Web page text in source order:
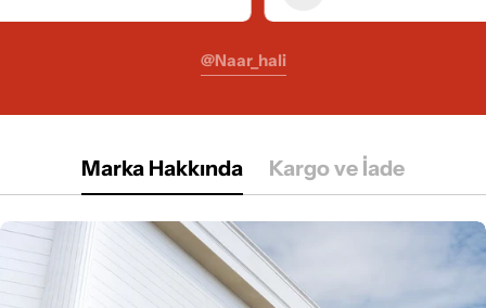
@naar_hali
Marka Hakkında Kargo ve İade